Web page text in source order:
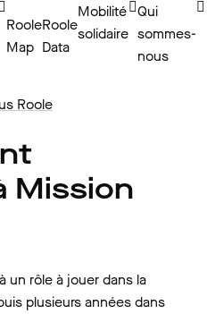
Roole
Map
Roole
Data
Mobilité
solidaire
Qui
sommes-
nous
Roole
Mission
un rôle à jouer dans la
plusieurs années dans